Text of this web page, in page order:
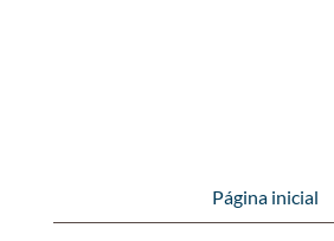
Página inicial